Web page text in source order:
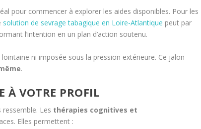
pour commencer à explorer les aides disponibles. Pour les
solution de sevrage tabagique en Loire-Atlantique peut par
l’intention en un plan d’action soutenu.
ni imposée sous la pression extérieure. Ce jalon
.
À VOTRE PROFIL
ressemble. Les thérapies cognitives et
Elles permettent :